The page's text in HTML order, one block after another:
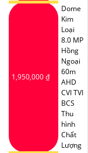
1,950,000 ₫
Dome
Kim
Loại
8.0 MP
Hồng
Ngoại
60m
AHD
CVI TVI
BCS
Thu
hình
Chất
Lượng